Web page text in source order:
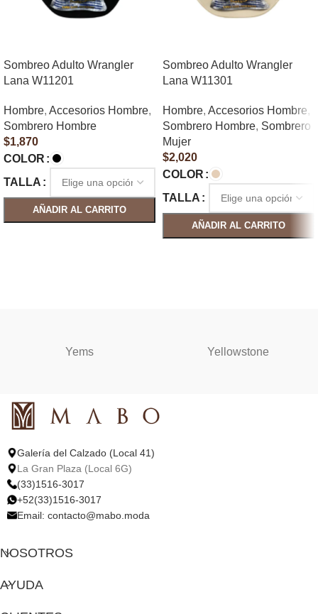
Sombreo Adulto Wrangler
Lana W11201
Hombre, Accesorios Hombre,
Sombrero Hombre
$1,870
COLOR
TALLA
AÑADIR AL CARRITO
Sombreo Adulto Wrangler
Lana W11301
Hombre, Accesorios Hombre,
Sombrero Hombre, Sombrero
Mujer
$2,020
COLOR
TALLA
AÑADIR AL CARRITO
Yems Yellowstone
Galería del Calzado (Local 41)
La Gran Plaza (Local 6G)
(33)1516-3017
+52(33)1516-3017
Email: contacto@mabo.moda
NOSOTROS
AYUDA